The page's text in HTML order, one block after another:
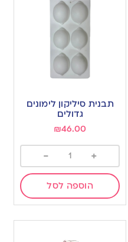
תבנית סיליקון לימונים
גדולים
₪46.00
+
-
הוספה לסל